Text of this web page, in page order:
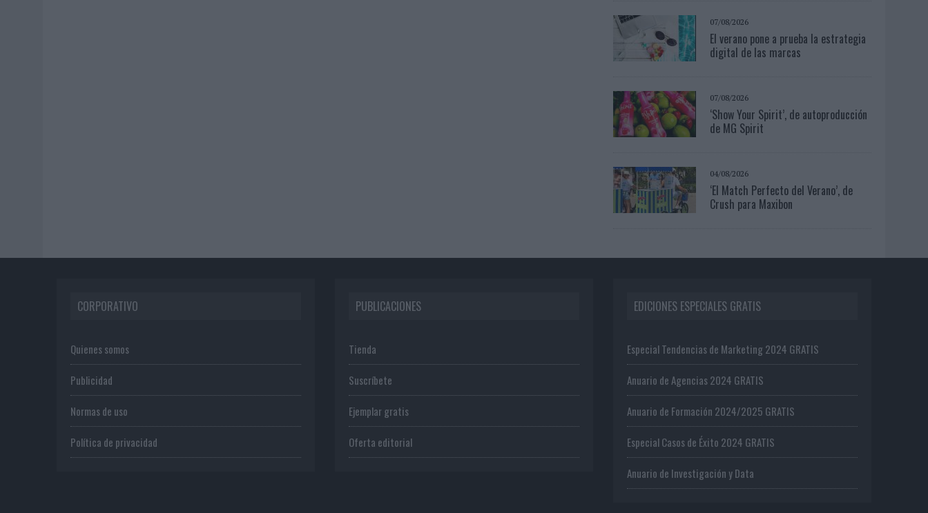
07/08/2026
El verano pone a prueba la estrategia
digital de las marcas
07/08/2026
‘Show Your Spirit’, de autoproducción
de MG Spirit
04/08/2026
‘El Match Perfecto del Verano’, de
Crush para Maxibon
CORPORATIVO
Quienes somos
Publicidad
Normas de uso
Política de privacidad
PUBLICACIONES
Tienda
Suscríbete
Ejemplar gratis
Oferta editorial
EDICIONES ESPECIALES GRATIS
Especial Tendencias de Marketing 2024 GRATIS
Anuario de Agencias 2024 GRATIS
Anuario de Formación 2024/2025 GRATIS
Especial Casos de Éxito 2024 GRATIS
Anuario de Investigación y Data